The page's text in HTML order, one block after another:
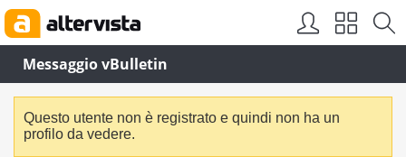
Messaggio vBulletin
Questo utente non è registrato e quindi non ha un
profilo da vedere.